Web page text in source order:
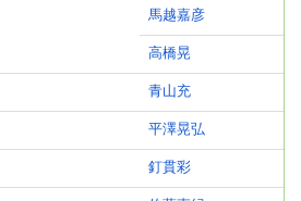
馬越嘉彦
高橋晃
青山充
平澤晃弘
釘貫彩